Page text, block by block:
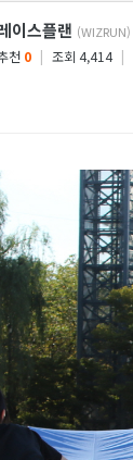
이스플랜 (WIZRUN)
천 0 | 조회 4,414 |